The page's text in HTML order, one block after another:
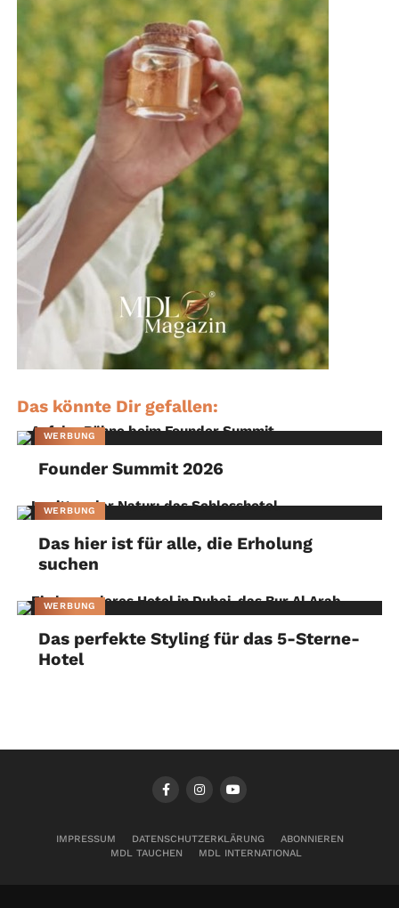
Das könnte Dir gefallen:
WERBUNG
Founder Summit 2026
WERBUNG
Das hier ist für alle, die Erholung
suchen
WERBUNG
Das perfekte Styling für das 5-Sterne-
Hotel
IMPRESSUM DATENSCHUTZERKLÄRUNG
ABONNIEREN
MDL TAUCHEN
MDL INTERNATIONAL